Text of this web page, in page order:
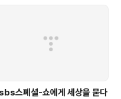
스폐셜-쇼에게 세상을 묻다